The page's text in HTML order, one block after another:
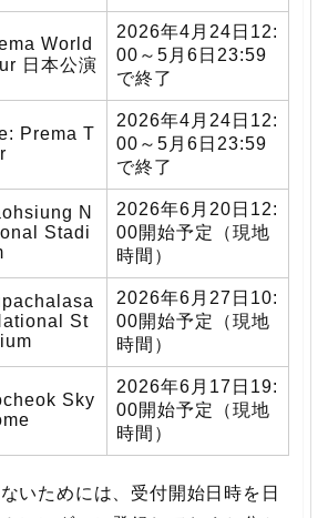
World
日本公演
2026年4月24日12:
00～5月6日23:59
で終了
Prema T
2026年4月24日12:
00～5月6日23:59
で終了
N
Stadi
2026年6月20日12:
00開始予定（現地
時間）
St
2026年6月27日10:
00開始予定（現地
時間）
Sky
2026年6月17日19:
00開始予定（現地
時間）
いためには、受付開始日時を日